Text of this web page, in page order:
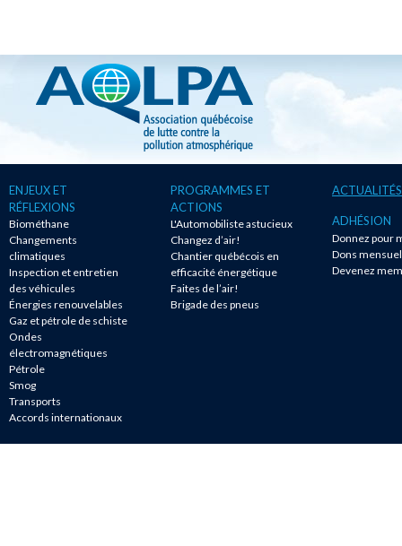
ENJEUX ET
RÉFLEXIONS
Biométhane
Changements
climatiques
Inspection et entretien
des véhicules
Énergies renouvelables
Gaz et pétrole de schiste
Ondes
électromagnétiques
Pétrole
Smog
Transports
Accords internationaux
PROGRAMMES ET
ACTIONS
L'Automobiliste astucieux
Changez d’air!
Chantier québécois en
efficacité énergétique
Faites de l’air!
Brigade des pneus
ACTUALITÉS
ADHÉSION
Donnez pour
Dons
Devenez